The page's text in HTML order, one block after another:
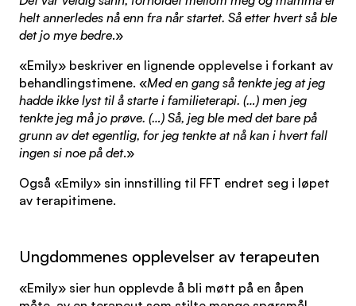
helt annerledes nå enn fra når startet. Så etter hvert så ble
det jo mye bedre.»
«Emily» beskriver en lignende opplevelse i forkant av
behandlingstimene. «Med en gang så tenkte jeg at jeg
hadde ikke lyst til å starte i familieterapi. (…) men jeg
tenkte jeg må jo prøve. (…) Så, jeg ble med det bare på
grunn av det egentlig, for jeg tenkte at nå kan i hvert fall
ingen si noe på det.»
Også «Emily» sin innstilling til FFT endret seg i løpet
av terapitimene.
Ungdommenes opplevelser av terapeuten
«Emily» sier hun opplevde å bli møtt på en åpen